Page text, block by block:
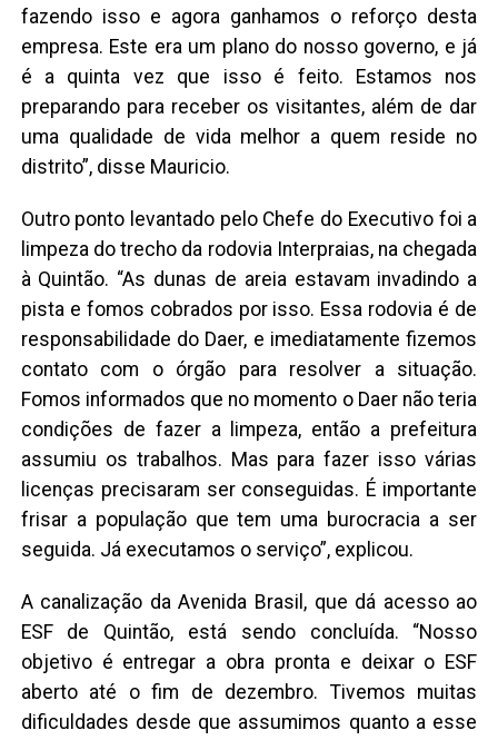
fazendo isso e agora ganhamos o reforço desta
empresa. Este era um plano do nosso governo, e já
é a quinta vez que isso é feito. Estamos nos
preparando para receber os visitantes, além de dar
uma qualidade de vida melhor a quem reside no
distrito”, disse Mauricio.
Outro ponto levantado pelo Chefe do Executivo foi a
limpeza do trecho da rodovia Interpraias, na chegada
à Quintão. “As dunas de areia estavam invadindo a
pista e fomos cobrados por isso. Essa rodovia é de
responsabilidade do Daer, e imediatamente fizemos
contato com o órgão para resolver a situação.
Fomos informados que no momento o Daer não teria
condições de fazer a limpeza, então a prefeitura
assumiu os trabalhos. Mas para fazer isso várias
licenças precisaram ser conseguidas. É importante
frisar a população que tem uma burocracia a ser
seguida. Já executamos o serviço”, explicou.
A canalização da Avenida Brasil, que dá acesso ao
ESF de Quintão, está sendo concluída. “Nosso
objetivo é entregar a obra pronta e deixar o ESF
aberto até o fim de dezembro. Tivemos muitas
dificuldades desde que assumimos quanto a esse